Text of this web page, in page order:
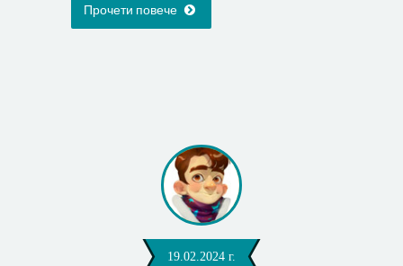
Прочети повече
19.02.2024 г.